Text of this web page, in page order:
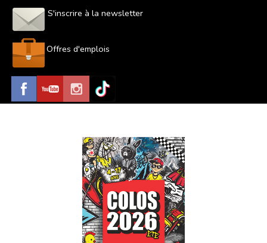
S'inscrire à la newsletter
Offres d'emplois